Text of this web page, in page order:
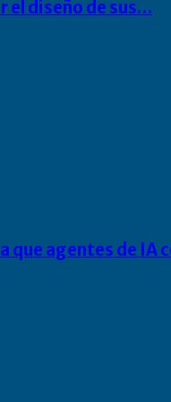
el diseño de sus…
agentes de IA